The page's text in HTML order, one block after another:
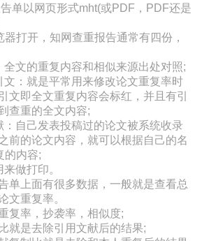
单以网页形式mht(或PDF，PDF还是
打开，知网查重报告通常有四份，
文的重复内容和相似来源出处对照;
文：就是平常用来修改论文重复率时
文即全文重复内容会标红，并且有引
查重的全文内容;
自己发表投稿过的论文被系统收录
前的论文内容，就可以根据自己的名
的内容;
做打印。
单上面有很多数据，一般就是查看总
文重复率。
复率，抄袭率，相似度;
就是去除引用文献后的结果;